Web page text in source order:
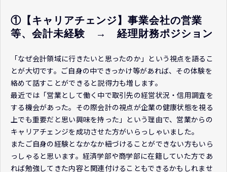
①【キャリアチェンジ】事業会社の営業
等、会計未経験　→　経理財務ポジション
「なぜ会計領域に行きたいと思ったのか」という視点を語るこ
とが大切です。ご自身の中できっかけ等があれば、その体験を
絡めて話すことができると説得力も増します。
最近では「営業として働く中で取引先の経営状況・信用調査を
する機会があった。その際会計の視点が企業の健康状態を視る
上でも重要だと思い興味を持った」という理由で、営業からの
キャリアチェンジを成功させた方がいらっしゃいました。
またご自身の経験となかなか紐づけることができない方もいら
っしゃると思います。経済学部や商学部に在籍していた方であ
れば勉強してきた内容と関連付けることもできるかもしれませ